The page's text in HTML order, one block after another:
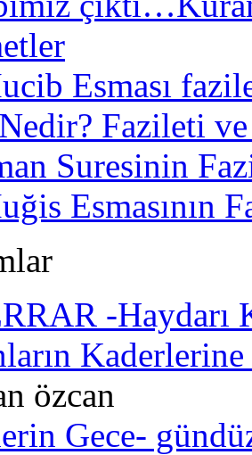
Esması
Fazileti
Suresinin
Esmasının
-Haydarı
özcan
Gece-